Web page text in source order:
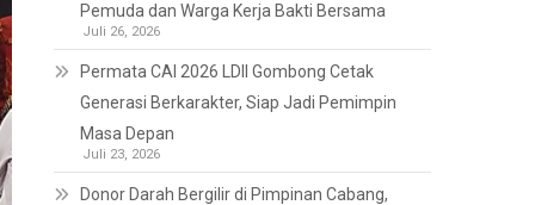
Pemuda dan Warga Kerja Bakti Bersama
Juli 26, 2026
Permata CAI 2026 LDII Gombong Cetak
Generasi Berkarakter, Siap Jadi Pemimpin
Masa Depan
Juli 23, 2026
Donor Darah Bergilir di Pimpinan Cabang,